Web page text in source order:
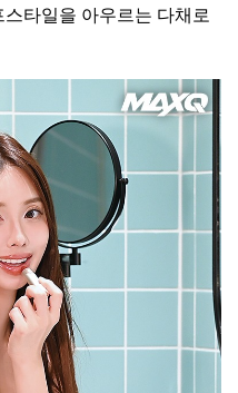
타일을 아우르는 다채로